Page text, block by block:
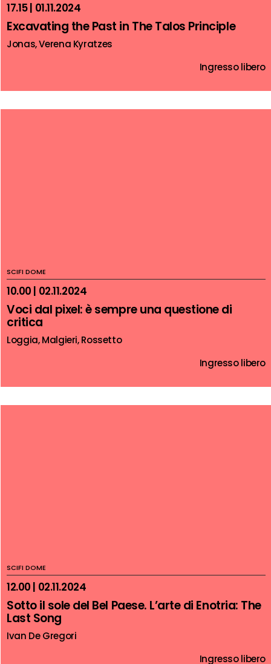
17.15 | 01.11.2024
Excavating the Past in The Talos Principle
Jonas, Verena Kyratzes
Ingresso libero
SCIFI DOME
10.00 | 02.11.2024
Voci dal pixel: è sempre una questione di
critica
Loggia, Malgieri, Rossetto
Ingresso libero
SCIFI DOME
12.00 | 02.11.2024
Sotto il sole del Bel Paese. L’arte di Enotria: The
Last Song
Ivan De Gregori
Ingresso libero